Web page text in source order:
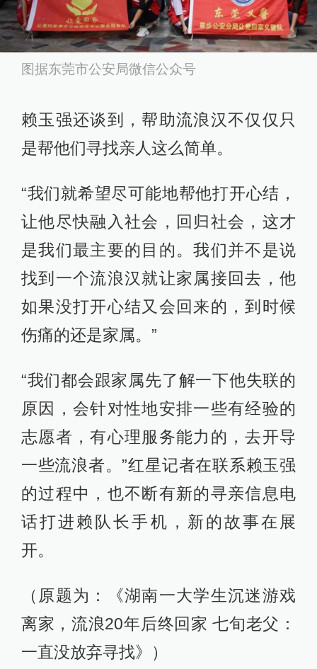
图据东莞市公安局微信公众号
赖玉强还谈到，帮助流浪汉不仅仅只
是帮他们寻找亲人这么简单。
“我们就希望尽可能地帮他打开心结，
让他尽快融入社会，回归社会，这才
是我们最主要的目的。我们并不是说
找到一个流浪汉就让家属接回去，他
如果没打开心结又会回来的，到时候
伤痛的还是家属。”
“我们都会跟家属先了解一下他失联的
原因，会针对性地安排一些有经验的
志愿者，有心理服务能力的，去开导
一些流浪者。”红星记者在联系赖玉强
的过程中，也不断有新的寻亲信息电
话打进赖队长手机，新的故事在展
开。
（原题为：《湖南一大学生沉迷游戏
离家，流浪20年后终回家 七旬老父：
一直没放弃寻找》）